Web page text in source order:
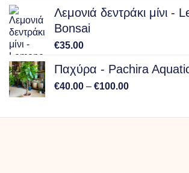
Λεμονιά δεντράκι μίνι -
Bonsai
€35.00
Παχύρα - Pachira
€40.00 – €100.00Price